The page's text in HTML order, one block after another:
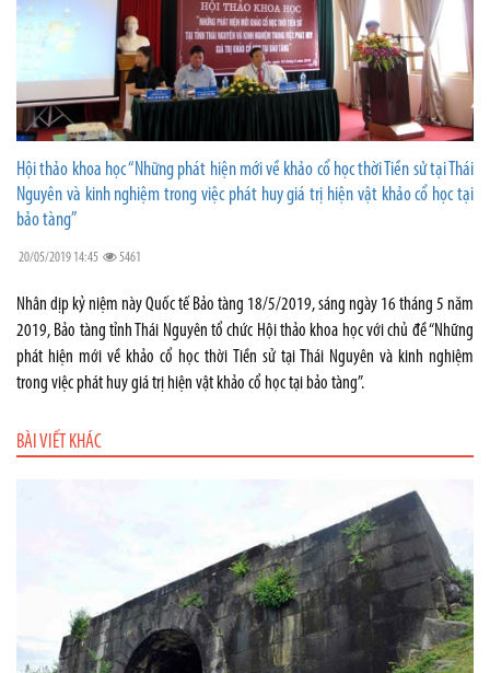
Hội thảo khoa học “Những phát hiện mới về khảo cổ học thời Tiền sử tại Thái
Nguyên và kinh nghiệm trong việc phát huy giá trị hiện vật khảo cổ học tại
bảo tàng”
20/05/2019 14:45 5461
Nhân dịp kỷ niệm này Quốc tế Bảo tàng 18/5/2019, sáng ngày 16 tháng 5 năm
2019, Bảo tàng tỉnh Thái Nguyên tổ chức Hội thảo khoa học với chủ đề “Những
phát hiện mới về khảo cổ học thời Tiền sử tại Thái Nguyên và kinh nghiệm
trong việc phát huy giá trị hiện vật khảo cổ học tại bảo tàng”.
BÀI VIẾT KHÁC